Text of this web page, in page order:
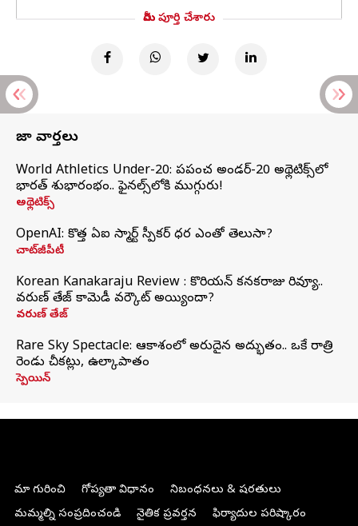
మీరు పూర్తి చేశారు
తాజా వార్తలు
World Athletics Under-20: ప్రపంచ అండర్-20 అథ్లెటిక్స్‌లో
భారత్‌ శుభారంభం.. ఫైనల్స్‌లోకి ముగ్గురు!
అథ్లెటిక్స్
OpenAI: కొత్త ఏఐ స్మార్ట్ స్పీకర్ ధర ఎంతో తెలుసా?
చాట్‌జీపీటీ
Korean Kanakaraju Review : కొరియన్ కనకరాజు రివ్యూ..
వరుణ్ తేజ్ కామెడీ వర్కౌట్ అయ్యిందా?
వరుణ్ తేజ్
Rare Sky Spectacle: ఆకాశంలో అరుదైన అద్భుతం.. ఒకే రాత్రి
రెండు చీకట్లు, ఉల్కాపాతం
స్పెయిన్
మా గురించి గోప్యతా విధానం
నిబంధనలు & షరతులు
మమ్మల్ని సంప్రదించండి
నైతిక ప్రవర్తన ఫిర్యాదుల పరిష్కారం